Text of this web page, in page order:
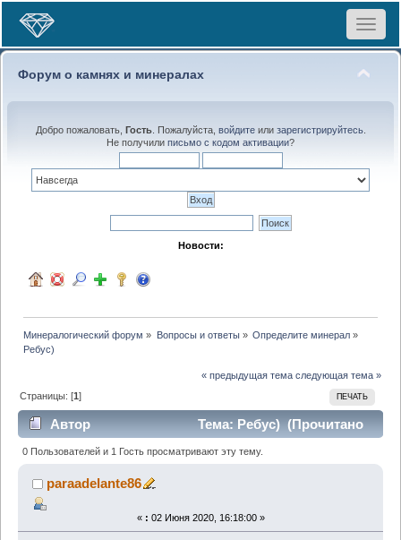
Toggle
Форум о камнях и минералах
Добро пожаловать, Гость. Пожалуйста, войдитеили зарегистрируйтесь.
Не получили письмо с кодом активации?
Новости:
Минералогический форум » Вопросы и ответы» Определите минерал»
Ребус)
« предыдущая тема следующая тема »
ПЕЧАТЬ
Страницы: [1]
Автор
Тема: Ребус) (Прочитано
942 раз)
0 Пользователей и 1 Гость просматривают эту тему.
paraadelante86
« : 02 Июня 2020, 16:18:00 »